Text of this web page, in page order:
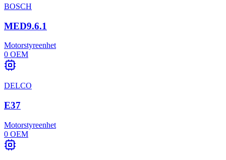
BOSCH
MED9.6.1
Motorstyreenhet
0 OEM
DELCO
E37
Motorstyreenhet
0 OEM